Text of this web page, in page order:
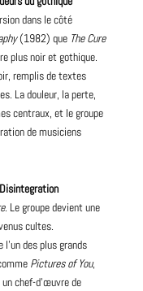
dans le côté
(1982) que The Cure
plus noir et gothique.
remplis de textes
La douleur, la perte,
centraux, et le groupe
de musiciens
. Le groupe devient une
cultes.
des plus grands
Pictures of You,
chef-d’œuvre de